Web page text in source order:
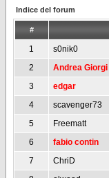
Indice del forum
#
1 s0nik0
2
Andrea Giorgi
3
edgar
4
scavenger73
5
Freematt
6
fabio contin
7
ChriD